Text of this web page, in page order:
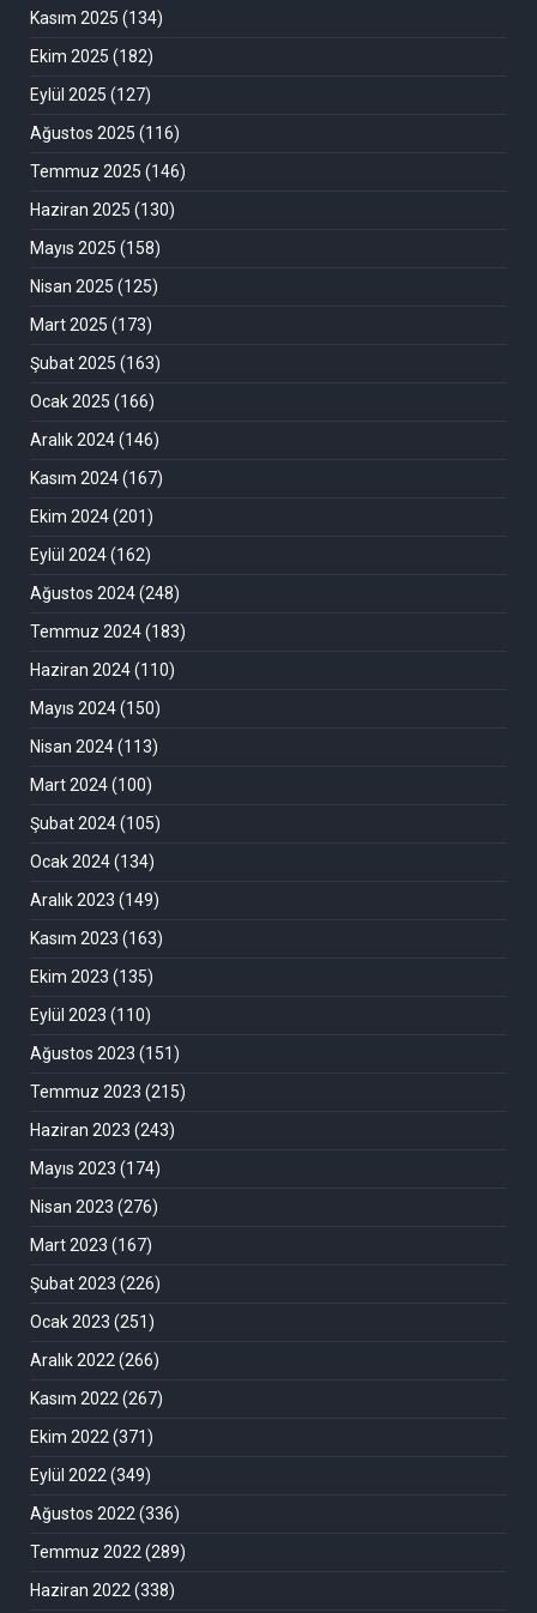
Kasım 2025 (134)
Ekim 2025 (182)
Eylül 2025 (127)
Ağustos 2025 (116)
Temmuz 2025 (146)
Haziran 2025 (130)
Mayıs 2025 (158)
Nisan 2025 (125)
Mart 2025 (173)
Şubat 2025 (163)
Ocak 2025 (166)
Aralık 2024(146)
Kasım 2024(167)
Ekim 2024(201)
Eylül 2024(162)
Ağustos 2024(248)
Temmuz 2024(183)
Haziran 2024(110)
Mayıs 2024(150)
Nisan 2024(113)
Mart 2024(100)
Şubat 2024(105)
Ocak 2024(134)
Aralık 2023 (149)
Kasım 2023 (163)
Ekim 2023 (135)
Eylül 2023 (110)
Ağustos 2023 (151)
Temmuz 2023 (215)
Haziran 2023 (243)
Mayıs 2023 (174)
Nisan 2023 (276)
Mart 2023 (167)
Şubat 2023 (226)
Ocak 2023 (251)
Aralık 2022(266)
Kasım 2022(267)
Ekim 2022(371)
Eylül 2022(349)
Ağustos 2022(336)
Temmuz 2022(289)
Haziran 2022(338)